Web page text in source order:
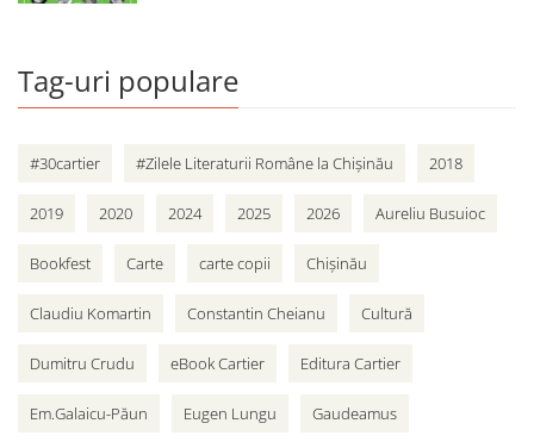
Tag-uri populare
#30cartier #Zilele Literaturii Române la Chișinău 2018
2019 2020 2024 2025 2026 Aureliu Busuioc
Bookfest Carte carte copii Chișinău
Claudiu Komartin Constantin Cheianu Cultură
Dumitru Crudu eBook Cartier Editura Cartier
Em.Galaicu-Păun Eugen Lungu Gaudeamus